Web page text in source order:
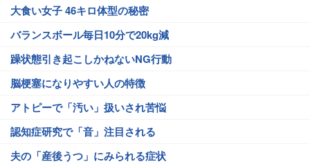
大食い女子 46キロ体型の秘密
バランスボール毎日10分で20kg減
躁状態引き起こしかねないNG行動
脳梗塞になりやすい人の特徴
アトピーで「汚い」扱いされ苦悩
認知症研究で「音」注目される
夫の「産後うつ」にみられる症状